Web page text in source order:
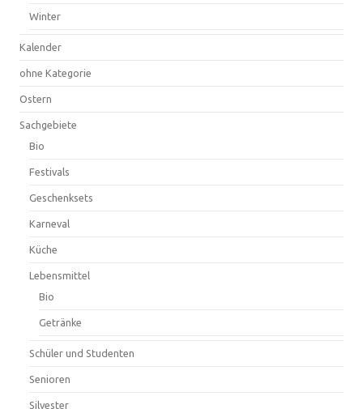
Winter
Kalender
ohne Kategorie
Ostern
Sachgebiete
Bio
Festivals
Geschenksets
Karneval
Küche
Lebensmittel
Bio
Getränke
Schüler und Studenten
Senioren
Silvester